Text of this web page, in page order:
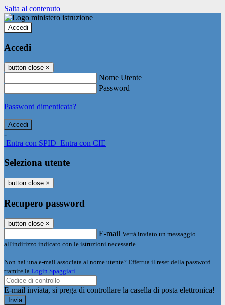
Salta al contenuto
Accedi
Accedi
button close ×
Nome Utente
Password
Password dimenticata?
-
Entra con SPID Entra con CIE
Seleziona utente
button close ×
Recupero password
button close ×
E-mail Verrà inviato un messaggio
all'indirizzo indicato con le istruzioni necessarie.
Non hai una e-mail associata al nome utente? Effettua il reset della password
tramite la Login Spaggiari
E-mail inviata, si prega di controllare la casella di posta elettronica!